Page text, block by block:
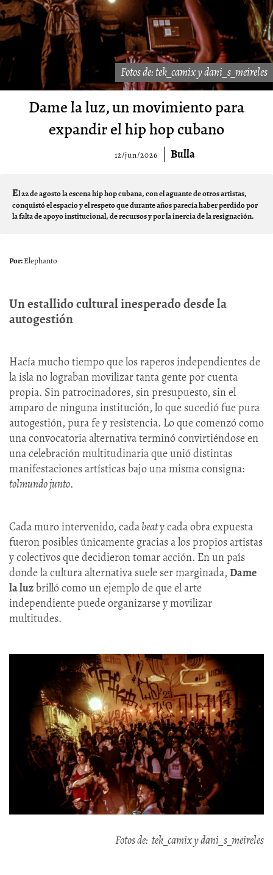
Fotos de: tek_camix y dani_s_meireles
Dame la luz, un movimiento para
expandir el hip hop cubano
12/jun/2026 Bulla
El 22 de agosto la escena hip hop cubana, con el aguante de otros artistas,
conquistó el espacio y el respeto que durante años parecía haber perdido por
la falta de apoyo institucional, de recursos y por la inercia de la resignación.
Elephanto
Un estallido cultural inesperado desde la
autogestión
Hacía mucho tiempo que los raperos independientes de
la isla no lograban movilizar tanta gente por cuenta
propia. Sin patrocinadores, sin presupuesto, sin el
amparo de ninguna institución, lo que sucedió fue pura
autogestión, pura fe y resistencia. Lo que comenzó como
una convocatoria alternativa terminó convirtiéndose en
una celebración multitudinaria que unió distintas
manifestaciones artísticas bajo una misma consigna:
tolmundo junto.
Cada muro intervenido, cadabeaty cada obra expuesta
fueron posibles únicamente gracias a los propios artistas
y colectivos que decidieron tomar acción. En un país
donde la cultura alternativa suele ser marginada, Dame
la luzbrilló como un ejemplo de que el arte
independiente puede organizarse y movilizar
multitudes.
Fotos de: tek_camix y dani_s_meireles